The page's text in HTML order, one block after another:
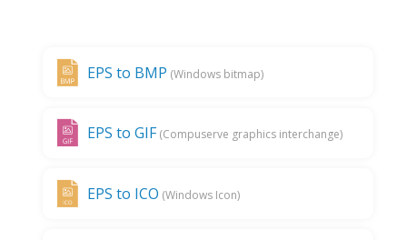
EPS to BMP (Windows bitmap)
EPS to GIF (Compuserve graphics interchange)
EPS to ICO (Windows Icon)